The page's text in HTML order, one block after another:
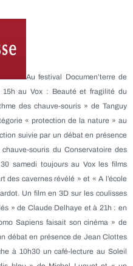
Au festival Documen’terre de
15h au Vox : Beauté et fragilité du
des chauve-souris » de Tanguy
« protection de la nature » au
suivie par un débat en présence
souris du Conservatoire des
samedi toujours au Vox les films
des cavernes révélé » et « A l’école
Un film en 3D sur les coulisses
» de Claude Delhaye et à 21h : en
Sapiens faisait son cinéma » de
débat en présence de Jean Clottes
à 10h30 un café-lecture au Soleil